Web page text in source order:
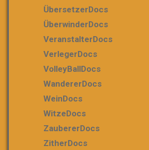
ÜbersetzerDocs
ÜberwinderDocs
VeranstalterDocs
VerlegerDocs
VolleyBallDocs
WandererDocs
WeinDocs
WitzeDocs
ZaubererDocs
ZitherDocs